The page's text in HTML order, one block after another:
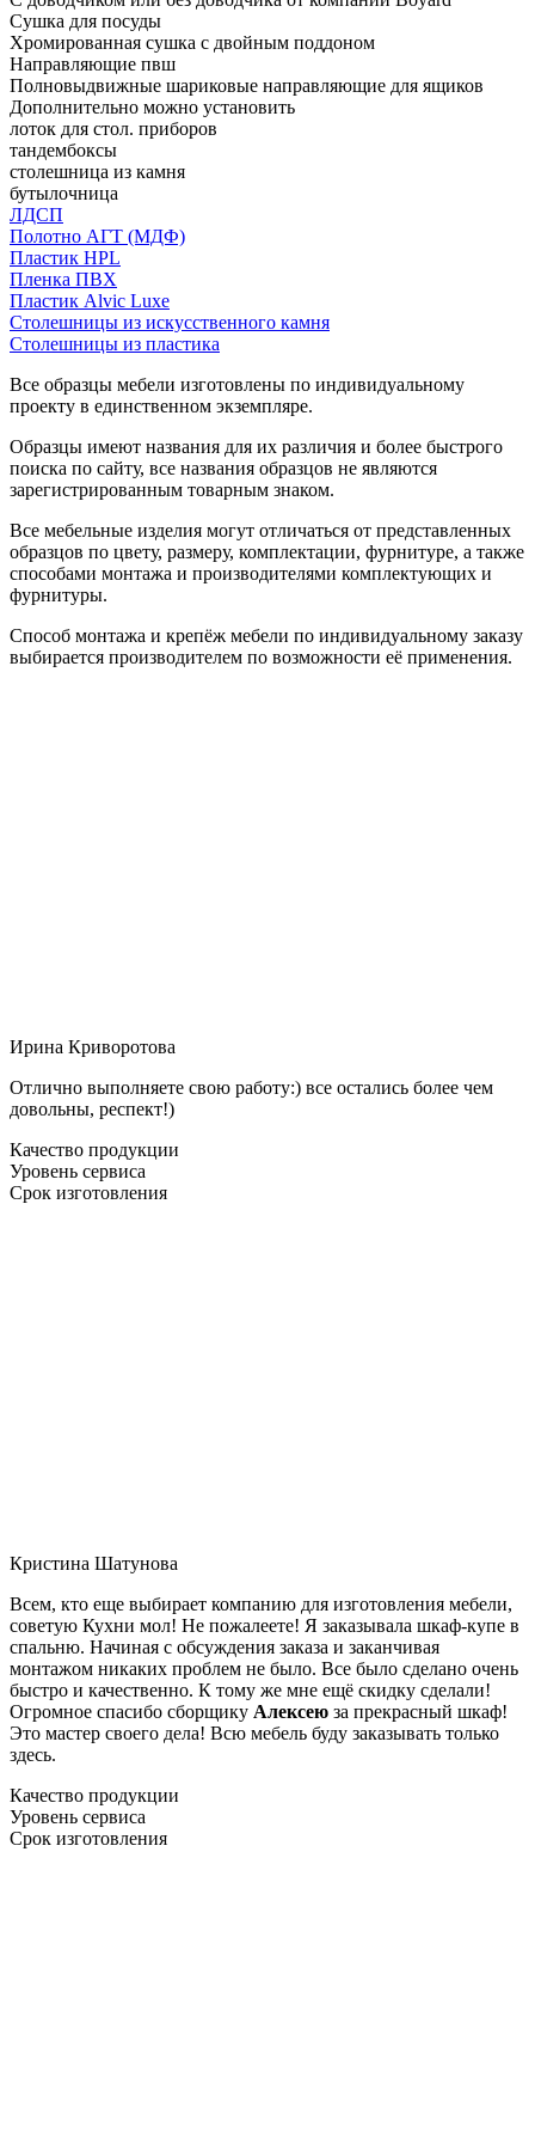
Сушка для посуды
Хромированная сушка с двойным поддоном
Направляющие пвш
Полновыдвижные шариковые направляющие для ящиков
Дополнительно можно установить
лоток для стол. приборов
тандембоксы
столешница из камня
бутылочница
ЛДСП
Полотно АГТ (МДФ)
Пластик HPL
Пленка ПВХ
Пластик Alvic Luxe
Столешницы из искусственного камня
Столешницы из пластика
Все образцы мебели изготовлены по индивидуальному
проекту в единственном экземпляре.
Образцы имеют названия для их различия и более быстрого
поиска по сайту, все названия образцов не являются
зарегистрированным товарным знаком.
Все мебельные изделия могут отличаться от представленных
образцов по цвету, размеру, комплектации, фурнитуре, а также
способами монтажа и производителями комплектующих и
фурнитуры.
Способ монтажа и крепёж мебели по индивидуальному заказу
выбирается производителем по возможности её применения.
Ирина Криворотова
Отлично выполняете свою работу:) все остались более чем
довольны, респект!)
Качество продукции
Уровень сервиса
Срок изготовления
Кристина Шатунова
Всем, кто еще выбирает компанию для изготовления мебели,
советую Кухни мол! Не пожалеете! Я заказывала шкаф-купе в
спальню. Начиная с обсуждения заказа и заканчивая
монтажом никаких проблем не было. Все было сделано очень
быстро и качественно. К тому же мне ещё скидку сделали!
Огромное спасибо сборщику Алексею за прекрасный шкаф!
Это мастер своего дела! Всю мебель буду заказывать только
здесь.
Качество продукции
Уровень сервиса
Срок изготовления